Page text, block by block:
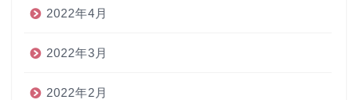
2022年4月
2022年3月
2022年2月